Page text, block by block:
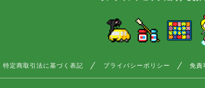
特定商取引法に基づく表記 プライバシーポリシー 免責